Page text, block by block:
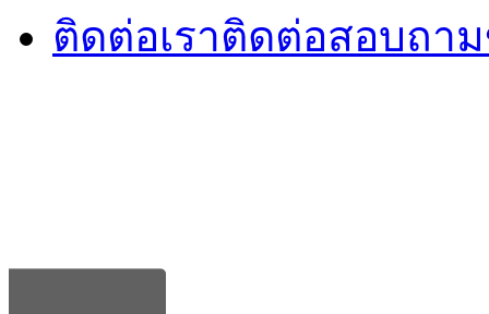
ติดต่อเราติดต่อสอบถา